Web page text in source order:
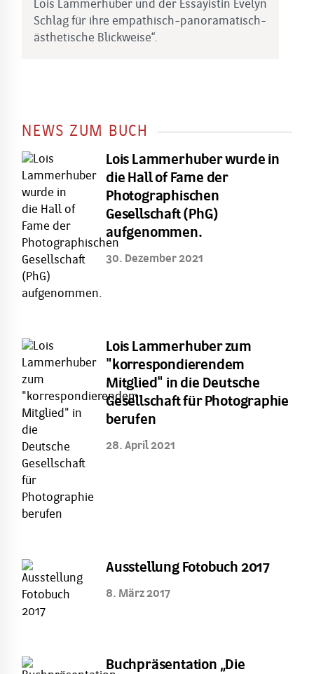
Lois Lammerhuber und der Essayistin Evelyn
Schlag für ihre empathisch-panoramatisch-
ästhetische Blickweise“.
NEWS ZUM BUCH
Lois Lammerhuber wurde in
die Hall of Fame der
Photographischen
Gesellschaft (PhG)
aufgenommen.
30. Dezember 2021
Lois Lammerhuber zum
"korrespondierendem
Mitglied" in die Deutsche
Gesellschaft für Photographie
berufen
28. April 2021
Ausstellung Fotobuch 2017
8. März 2017
Buchpräsentation „Die